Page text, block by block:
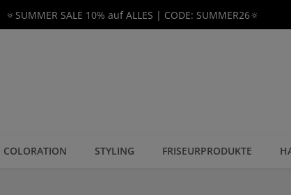
🔅SUMMER SALE 10% auf ALLES | CODE: SUMMER26🔅
COLORATION STYLING FRISEURPRODUKTE